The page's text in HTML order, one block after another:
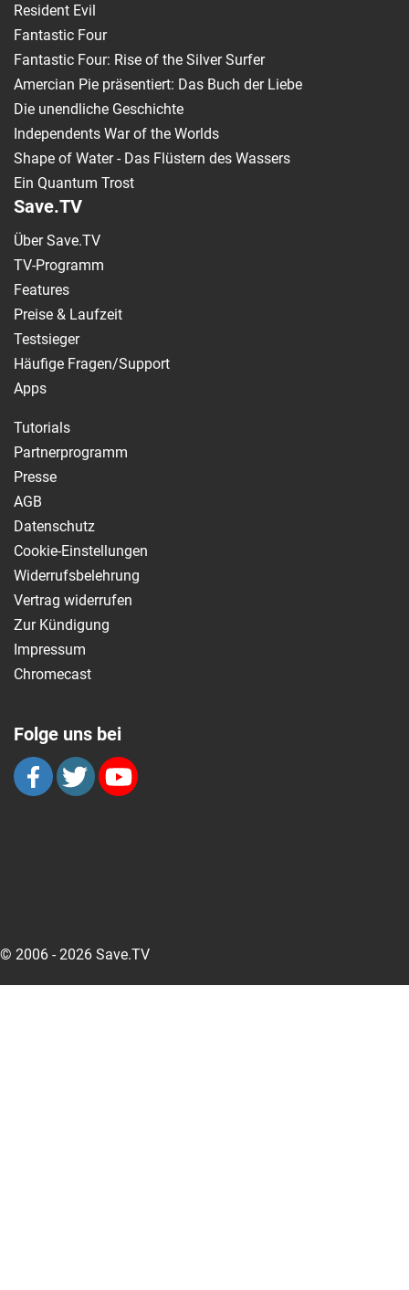
Resident Evil
Fantastic Four
Fantastic Four: Rise of the Silver Surfer
Amercian Pie präsentiert: Das Buch der Liebe
Die unendliche Geschichte
Independents War of the Worlds
Shape of Water - Das Flüstern des Wassers
Ein Quantum Trost
Save.TV
Über Save.TV
TV-Programm
Features
Preise & Laufzeit
Testsieger
Häufige Fragen/Support
Apps
Tutorials
Partnerprogramm
Presse
AGB
Datenschutz
Cookie-Einstellungen
Widerrufsbelehrung
Vertrag widerrufen
Zur Kündigung
Impressum
Chromecast
Folge uns bei
© 2006 - 2026 Save.TV